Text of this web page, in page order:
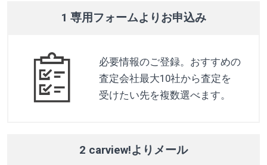
1 専用フォームよりお申込み
必要情報のご登録。おすすめの
査定会社最大10社から査定を
受けたい先を複数選べます。
2 carview!よりメール